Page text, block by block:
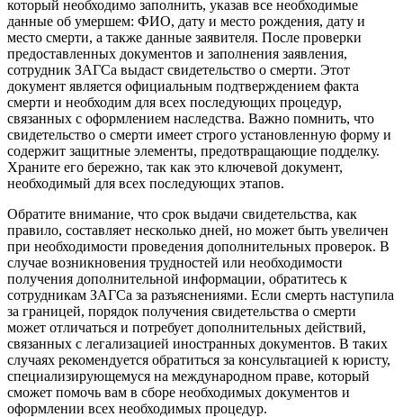
который необходимо заполнить, указав все необходимые
данные об умершем: ФИО, дату и место рождения, дату и
место смерти, а также данные заявителя. После проверки
предоставленных документов и заполнения заявления,
сотрудник ЗАГСа выдаст свидетельство о смерти. Этот
документ является официальным подтверждением факта
смерти и необходим для всех последующих процедур,
связанных с оформлением наследства. Важно помнить, что
свидетельство о смерти имеет строго установленную форму и
содержит защитные элементы, предотвращающие подделку.
Храните его бережно, так как это ключевой документ,
необходимый для всех последующих этапов.
Обратите внимание, что срок выдачи свидетельства, как
правило, составляет несколько дней, но может быть увеличен
при необходимости проведения дополнительных проверок. В
случае возникновения трудностей или необходимости
получения дополнительной информации, обратитесь к
сотрудникам ЗАГСа за разъяснениями. Если смерть наступила
за границей, порядок получения свидетельства о смерти
может отличаться и потребует дополнительных действий,
связанных с легализацией иностранных документов. В таких
случаях рекомендуется обратиться за консультацией к юристу,
специализирующемуся на международном праве, который
сможет помочь вам в сборе необходимых документов и
оформлении всех необходимых процедур.